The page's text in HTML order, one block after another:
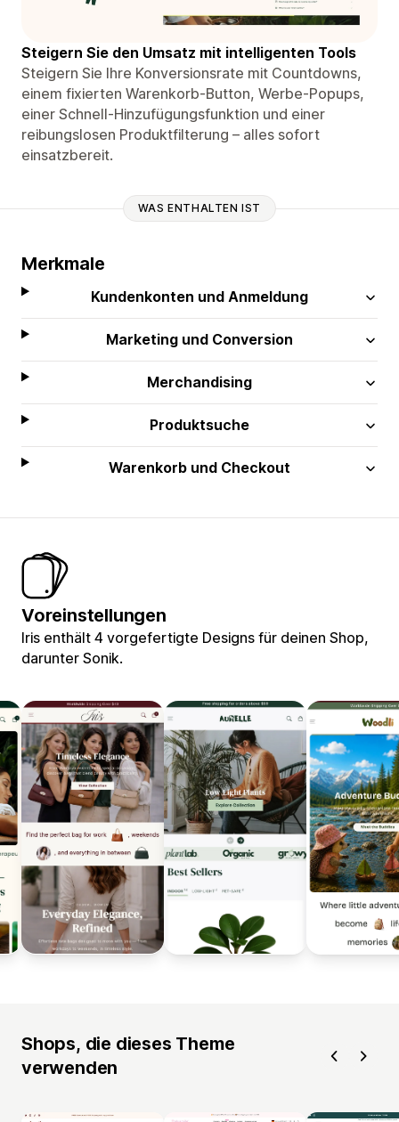
Steigern Sie den Umsatz mit intelligenten Tools
Steigern Sie Ihre Konversionsrate mit Countdowns,
einem fixierten Warenkorb-Button, Werbe-Popups,
einer Schnell-Hinzufügungsfunktion und einer
reibungslosen Produktfilterung – alles sofort
einsatzbereit.
WAS ENTHALTEN IST
Merkmale
Kundenkonten und Anmeldung
Marketing und Conversion
Merchandising
Produktsuche
Warenkorb und Checkout
Voreinstellungen
Iris enthält 4 vorgefertigte Designs für deinen Shop,
darunter Sonik.
Shops, die dieses Theme
verwenden